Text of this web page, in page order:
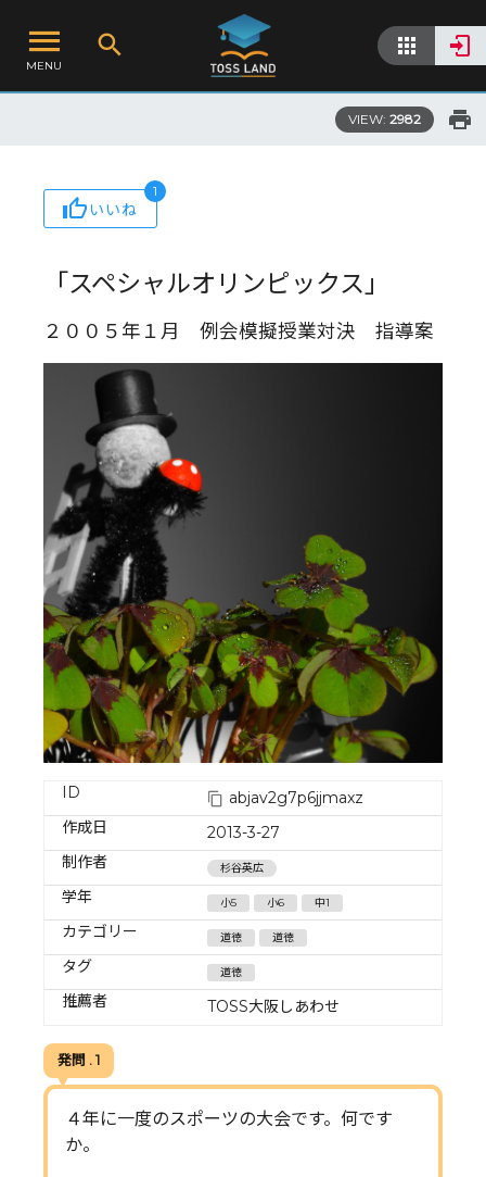
MENU
VIEW: 2982
いいね
1
「スペシャルオリンピックス」
２００５年１月 例会模擬授業対決 指導案
ID
abjav2g7p6jjmaxz
作成日
2013-3-27
制作者
杉谷英広
学年 小5 小6 中1
カテゴリー 道徳 道徳
タグ 道徳
推薦者 TOSS大阪しあわせ
発問 . 1
４年に一度のスポーツの大会です。何です
か。